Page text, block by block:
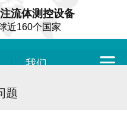
流体测控设备
近160个国家
我们
题